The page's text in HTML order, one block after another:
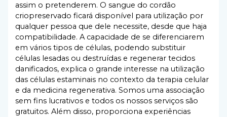
assim o pretenderem. O sangue do cordão
criopreservado ficará disponível para utilização por
qualquer pessoa que dele necessite, desde que haja
compatibilidade. A capacidade de se diferenciarem
em vários tipos de células, podendo substituir
células lesadas ou destruídas e regenerar tecidos
danificados, explica o grande interesse na utilização
das células estaminais no contexto da terapia celular
e da medicina regenerativa. Somos uma associação
sem fins lucrativos e todos os nossos serviços são
gratuitos. Além disso, proporciona experiências